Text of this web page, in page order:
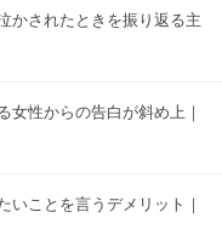
かされたときを振り返る主
女性からの告白が斜め上｜
いことを言うデメリット｜